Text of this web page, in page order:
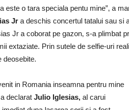
este o tara speciala pentu mine”, a
Jr a deschis concertul tatalui sau si
Jr a coborat pe gazon, s-a plimbat
extaziate. Prin sutele de selfie-uri
deosebite.
in Romania inseamna pentru mine
declarat Julio Iglesias, al carui